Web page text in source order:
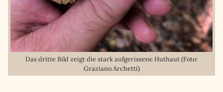
Das dritte Bild zeigt die stark aufgerissene Huthaut (Foto:
Graziano Archetti)